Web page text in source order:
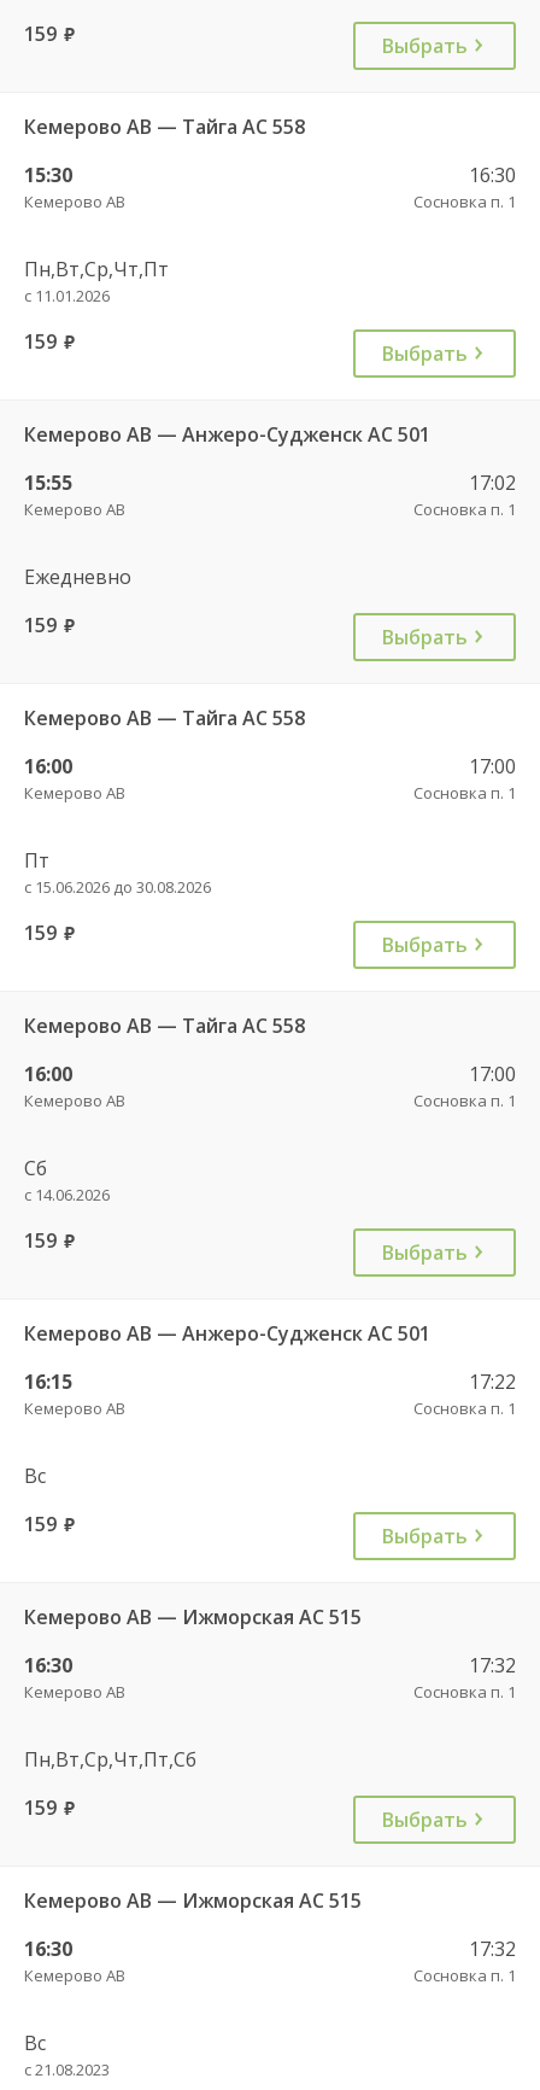
159 руб. Выбрать
Кемерово АВ — Тайга АС 558
15:30
Кемерово АВ
16:30
Сосновка п. 1
Пн,Вт,Ср,Чт,Пт
с 11.01.2026
159 руб. Выбрать
Кемерово АВ — Анжеро-Судженск АС 501
15:55
Кемерово АВ
17:02
Сосновка п. 1
Ежедневно
159 руб. Выбрать
Кемерово АВ — Тайга АС 558
16:00
Кемерово АВ
17:00
Сосновка п. 1
Пт
с 15.06.2026 до 30.08.2026
159 руб. Выбрать
Кемерово АВ — Тайга АС 558
16:00
Кемерово АВ
17:00
Сосновка п. 1
Сб
с 14.06.2026
159 руб. Выбрать
Кемерово АВ — Анжеро-Судженск АС 501
16:15
Кемерово АВ
17:22
Сосновка п. 1
Вс
159 руб. Выбрать
Кемерово АВ — Ижморская АС 515
16:30
Кемерово АВ
17:32
Сосновка п. 1
Пн,Вт,Ср,Чт,Пт,Сб
159 руб. Выбрать
Кемерово АВ — Ижморская АС 515
16:30
Кемерово АВ
17:32
Сосновка п. 1
Вс
с 21.08.2023